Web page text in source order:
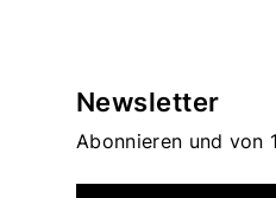
Newsletter
Abonnieren und von